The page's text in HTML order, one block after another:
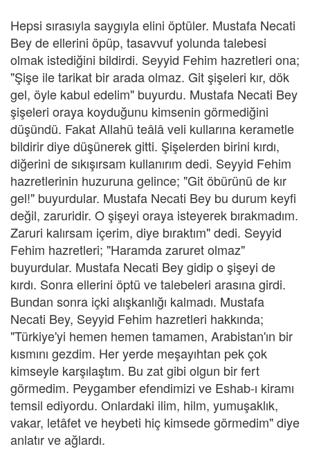
Hepsi sırasıyla saygıyla elini öptüler. Mustafa Necati
Bey de ellerini öpüp, tasavvuf yolunda talebesi
olmak istediğini bildirdi. Seyyid Fehim hazretleri ona;
"Şişe ile tarikat bir arada olmaz. Git şişeleri kır, dök
gel, öyle kabul edelim" buyurdu. Mustafa Necati Bey
şişeleri oraya koyduğunu kimsenin görmediğini
düşündü. Fakat Allahü teâlâ veli kullarına kerametle
bildirir diye düşünerek gitti. Şişelerden birini kırdı,
diğerini de sıkışırsam kullanırım dedi. Seyyid Fehim
hazretlerinin huzuruna gelince; "Git öbürünü de kır
gel!" buyurdular. Mustafa Necati Bey bu durum keyfi
değil, zaruridir. O şişeyi oraya isteyerek bırakmadım.
Zaruri kalırsam içerim, diye bıraktım" dedi. Seyyid
Fehim hazretleri; "Haramda zaruret olmaz"
buyurdular. Mustafa Necati Bey gidip o şişeyi de
kırdı. Sonra ellerini öptü ve talebeleri arasına girdi.
Bundan sonra içki alışkanlığı kalmadı. Mustafa
Necati Bey, Seyyid Fehim hazretleri hakkında;
"Türkiye'yi hemen hemen tamamen, Arabistan'ın bir
kısmını gezdim. Her yerde meşayıhtan pek çok
kimseyle karşılaştım. Bu zat gibi olgun bir fert
görmedim. Peygamber efendimizi ve Eshab-ı kiramı
temsil ediyordu. Onlardaki ilim, hilm, yumuşaklık,
vakar, letâfet ve heybeti hiç kimsede görmedim" diye
anlatır ve ağlardı.